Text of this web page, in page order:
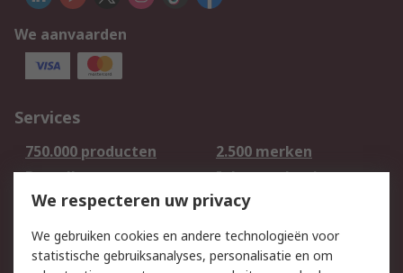
We aanvaarden
Services
750.000 producten
2.500 merken
Bestellen
Inkoopoplossingen
Retouren
Technisch advies
Track & Trace
We respecteren uw privacy
We gebruiken cookies en andere technologieën voor
statistische gebruiksanalyses, personalisatie en om